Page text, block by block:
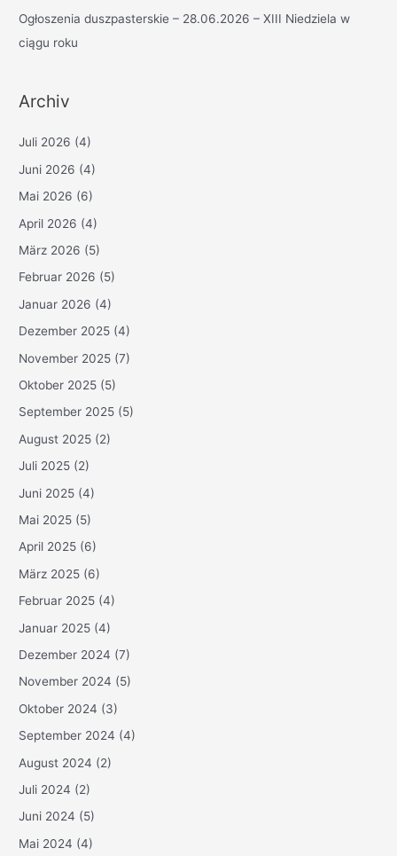
Ogłoszenia duszpasterskie – 28.06.2026 – XIII Niedziela w
ciągu roku
Archiv
Juli 2026 (4)
Juni 2026 (4)
Mai 2026 (6)
April 2026 (4)
März 2026 (5)
Februar 2026 (5)
Januar 2026 (4)
Dezember 2025 (4)
November 2025 (7)
Oktober 2025 (5)
September 2025 (5)
August 2025 (2)
Juli 2025 (2)
Juni 2025 (4)
Mai 2025 (5)
April 2025 (6)
März 2025 (6)
Februar 2025 (4)
Januar 2025 (4)
Dezember 2024 (7)
November 2024 (5)
Oktober 2024 (3)
September 2024 (4)
August 2024 (2)
Juli 2024 (2)
Juni 2024 (5)
Mai 2024 (4)